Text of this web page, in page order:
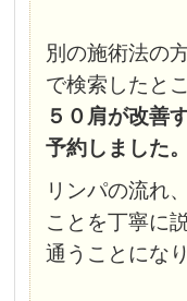
別の施術法の
で検索したと
５０肩が改善
予約しました。
リンパの流れ
ことを丁寧に
通うことにな